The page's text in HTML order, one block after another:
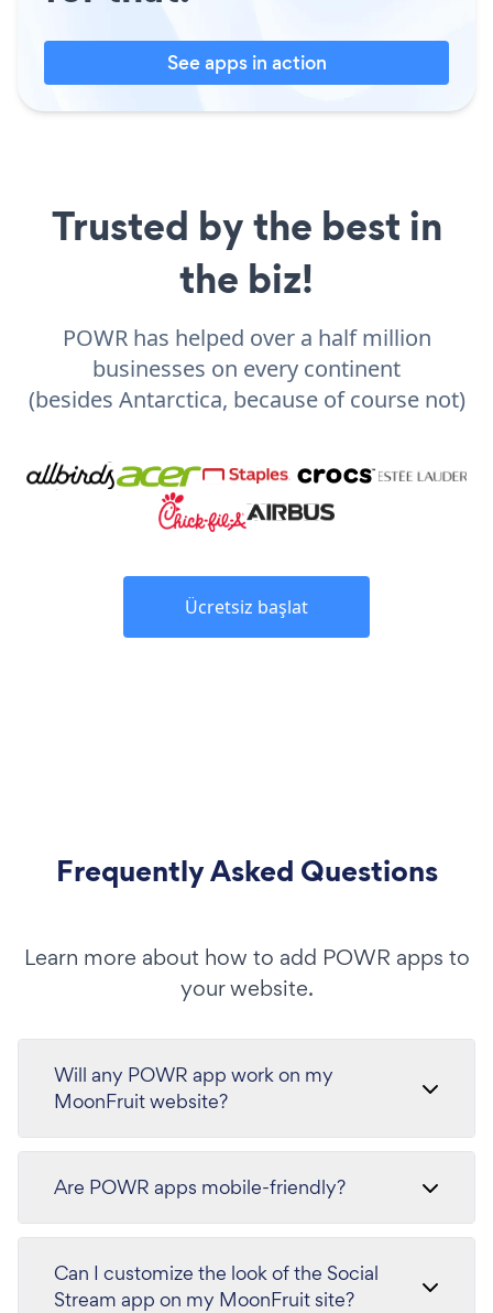
See apps in action
Trusted by the best in
the biz!
POWR has helped over a half million
businesses on every continent
(besides Antarctica, because of course not)
Ücretsiz başlat
Frequently Asked Questions
Learn more about how to add POWR apps to
your website.
Will any POWR app work on my
MoonFruit website?
Are POWR apps mobile-friendly?
Can I customize the look of the Social
Stream app on my MoonFruit site?